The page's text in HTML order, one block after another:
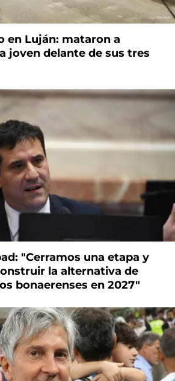
en Luján: mataron a
joven delante de sus tres
"Cerramos una etapa y
la alternativa de
bonaerenses en 2027"